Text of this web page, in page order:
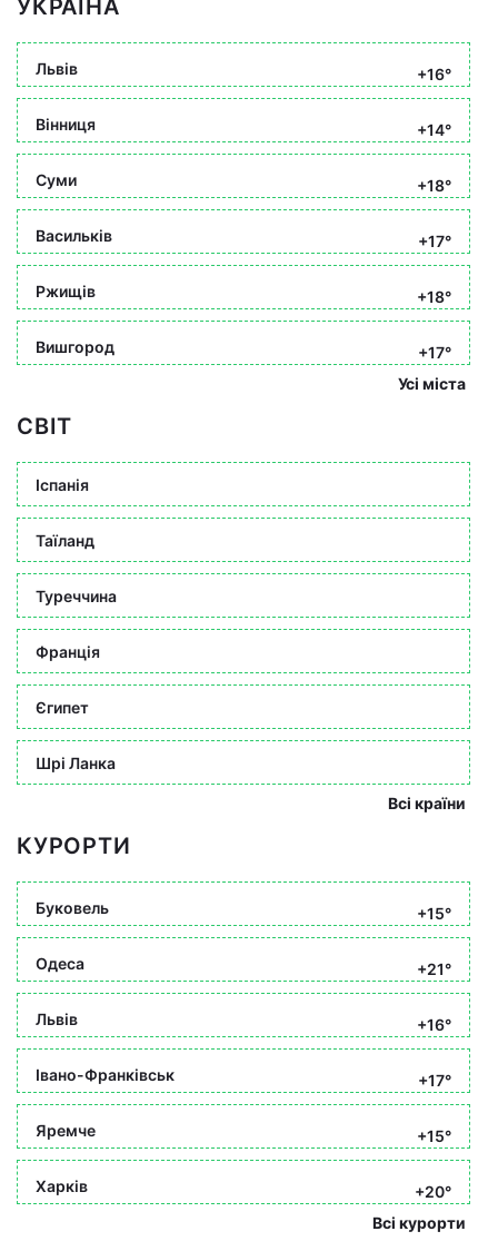
УКРАЇНА
Львів +16°
Вінниця +14°
Суми +18°
Васильків +17°
Ржищів +18°
Вишгород
+17°
Усі міста
СВІТ
Іспанія
Таїланд
Туреччина
Франція
Єгипет
Шрі Ланка
Всі країни
КУРОРТИ
Буковель +15°
Одеса +21°
Львів +16°
Івано-Франківськ +17°
Яремче +15°
Харків
+20°
Всі курорти